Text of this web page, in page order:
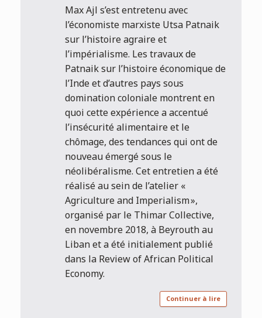
Max Ajl s’est entretenu avec
l’économiste marxiste Utsa Patnaik
sur l’histoire agraire et
l’impérialisme. Les travaux de
Patnaik sur l’histoire économique de
l’Inde et d’autres pays sous
domination coloniale montrent en
quoi cette expérience a accentué
l’insécurité alimentaire et le
chômage, des tendances qui ont de
nouveau émergé sous le
néolibéralisme. Cet entretien a été
réalisé au sein de l’atelier «
Agriculture and Imperialism »,
organisé par le Thimar Collective,
en novembre 2018, à Beyrouth au
Liban et a été initialement publié
dans la Review of African Political
Economy.
Continuer à lire